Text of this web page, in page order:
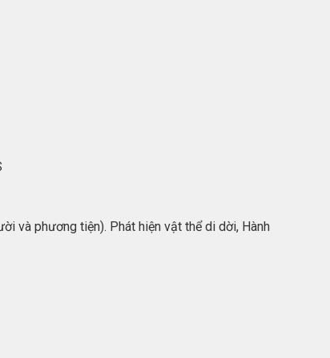
và phương tiện). Phát hiện vật thể di dời, Hành